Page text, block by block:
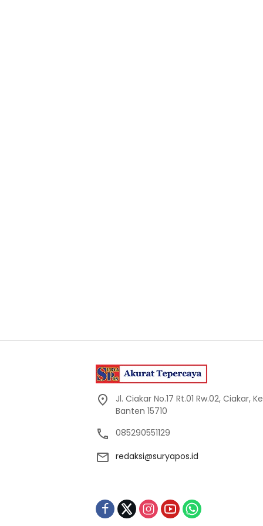
Jl. Ciakar No.17 Rt.01 Rw.02, Ciakar,
Banten 15710
085290551129
redaksi@suryapos.id